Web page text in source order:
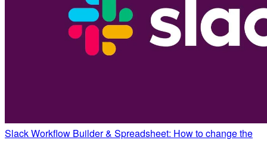
Slack Workflow Builder & Spreadsheet: How to change the